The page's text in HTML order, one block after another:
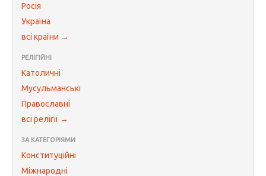
Росія
Україна
всі країни →
РЕЛІГІЙНІ
Католичні
Мусульманські
Православні
всі релігії →
ЗА КАТЕГОРІЯМИ
Конституційні
Міжнародні